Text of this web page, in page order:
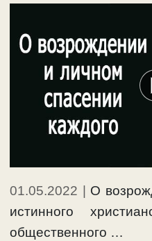
01.05.2022 | О
истинного
общественного …